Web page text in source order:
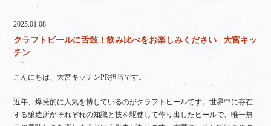
2025.01.08
クラフトビールに舌鼓！飲み比べをお楽しみください | 大宮キッ
チン
こんにちは、大宮キッチンPR担当です。
近年、爆発的に人気を博しているのがクラフトビールです。世界中に存在
する醸造所がそれぞれの知識と技を駆使して作り出したビールで、唯一無